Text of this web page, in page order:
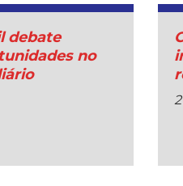
debate
no